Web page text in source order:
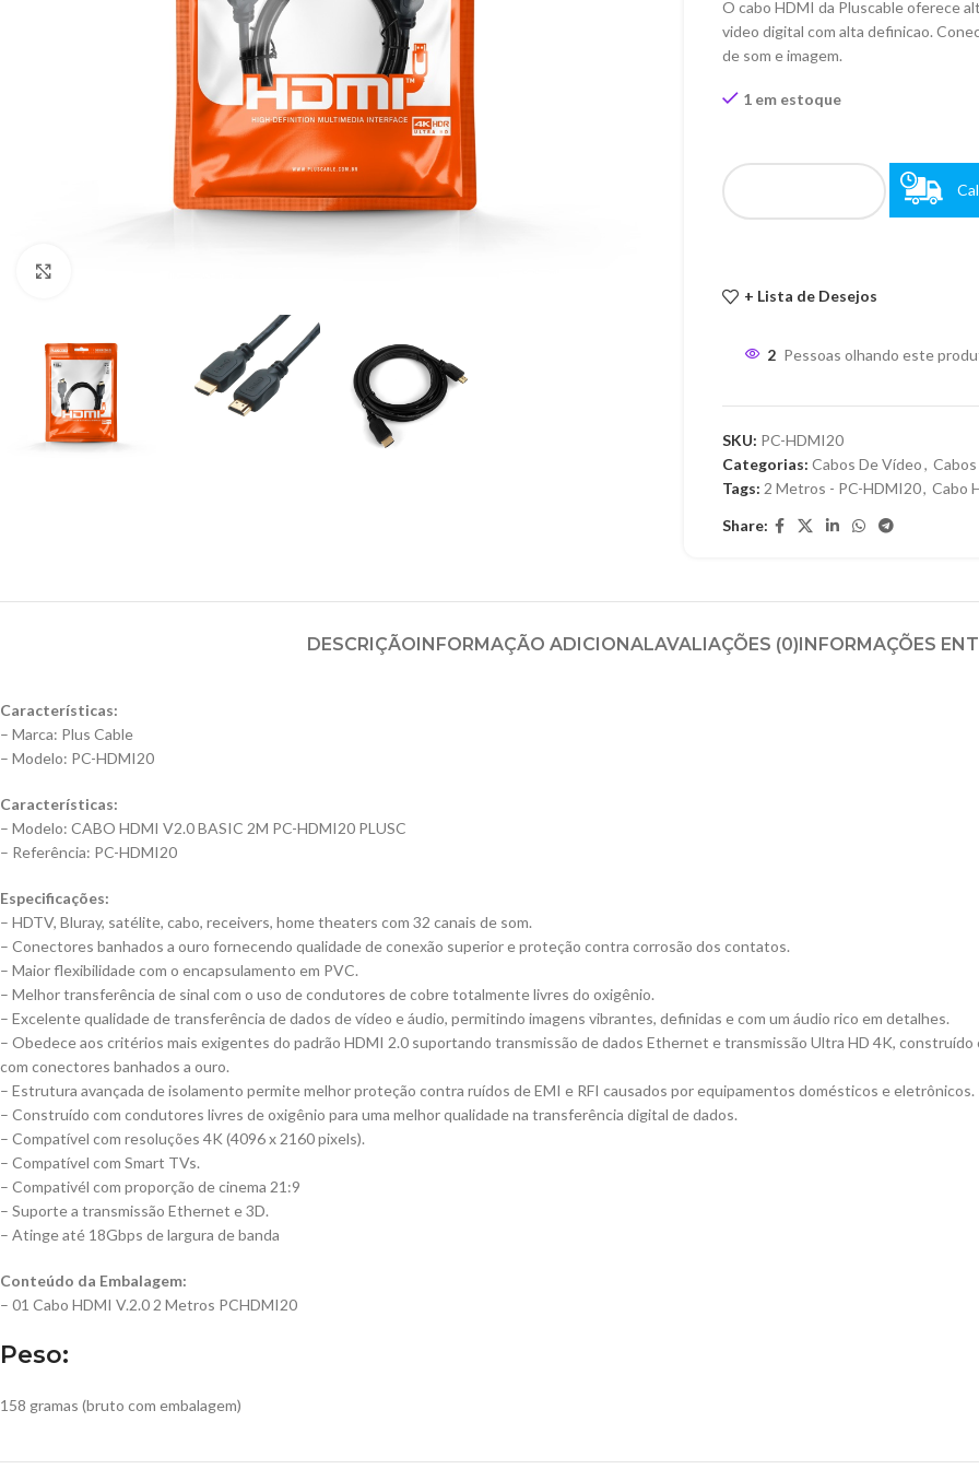
O cabo HDMI da Pluscable oferece
video digital com alta definicao.
de som e imagem.
1 em estoque
+ Lista de Desejos
2 Pessoas olhando este
SKU: PC-HDMI20
Categorias: Cabos De Vídeo,
Tags: 2 Metros - PC-HDMI20, Cabo
Share:
DESCRIÇÃOINFORMAÇÃO ADICIONALAVALIAÇÕES (0)INFORMAÇÕES
Características:
– Marca: Plus Cable
– Modelo: PC-HDMI20
Características:
– Modelo: CABO HDMI V2.0 BASIC 2M PC-HDMI20 PLUSC
– Referência: PC-HDMI20
Especificações:
– HDTV, Bluray, satélite, cabo, receivers, home theaters com 32 canais de som.
– Conectores banhados a ouro fornecendo qualidade de conexão superior e proteção contra corrosão dos contatos.
– Maior flexibilidade com o encapsulamento em PVC.
– Melhor transferência de sinal com o uso de condutores de cobre totalmente livres do oxigênio.
– Excelente qualidade de transferência de dados de vídeo e áudio, permitindo imagens vibrantes, definidas e com um áudio rico em detalhes.
– Obedece aos critérios mais exigentes do padrão HDMI 2.0 suportando transmissão de dados Ethernet e transmissão Ultra HD 4K, construído
com conectores banhados a ouro.
– Estrutura avançada de isolamento permite melhor proteção contra ruídos de EMI e RFI causados por equipamentos domésticos e eletrônicos.
– Construído com condutores livres de oxigênio para uma melhor qualidade na transferência digital de dados.
– Compatível com resoluções 4K (4096 x 2160 pixels).
– Compatível com Smart TVs.
– Compativél com proporção de cinema 21:9
– Suporte a transmissão Ethernet e 3D.
– Atinge até 18Gbps de largura de banda
Conteúdo da Embalagem:
– 01 Cabo HDMI V.2.0 2 Metros PCHDMI20
Peso:
158 gramas (bruto com embalagem)